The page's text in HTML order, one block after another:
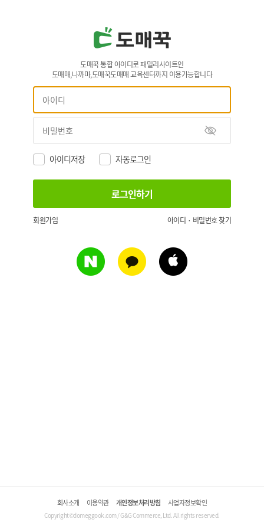
도매꾹 통합 아이디로 패밀리사이트인
도매매,나까마,도매꾹도매매 교육센터까지 이용가능합니다
아이디저장 자동로그인
회원가입 아이디 · 비밀번호 찾기
회사소개 이용약관 개인정보처리방침 사업자정보확인
Copyright©domeggook.com / G&G Commerce, Ltd. All rights reserved.